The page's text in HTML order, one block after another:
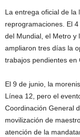
La entrega oficial de la
reprogramaciones. El
del Mundial, el Metro y
ampliaron tres días la
trabajos pendientes en
El 9 de junio, la
Línea 12, pero el
Coordinación General
movilización de
atención de la